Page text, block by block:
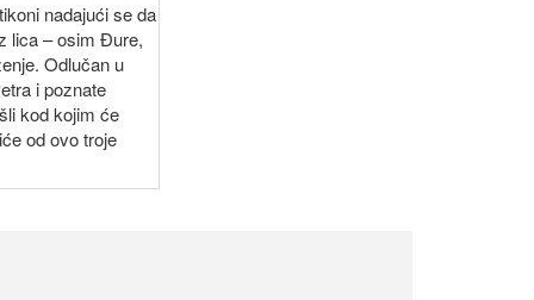
nadajući se da
lica – osim Đure,
Odlučan u
i poznate
kod kojim će
od ovo troje